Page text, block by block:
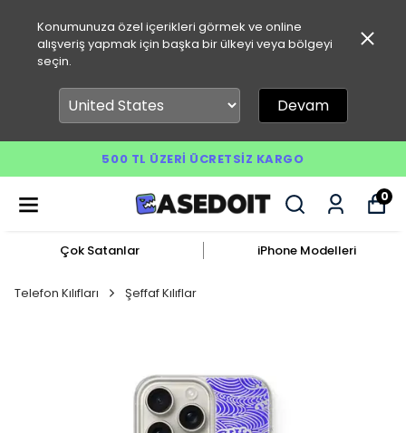
Konumunuza özel içerikleri görmek ve online
alışveriş yapmak için başka bir ülkeyi veya bölgeyi
seçin.
Devam
500 TL ÜZERI ÜCRETSIZ KARGO
0
Çok Satanlar iPhone Modelleri
Telefon Kılıfları Şeffaf Kılıflar